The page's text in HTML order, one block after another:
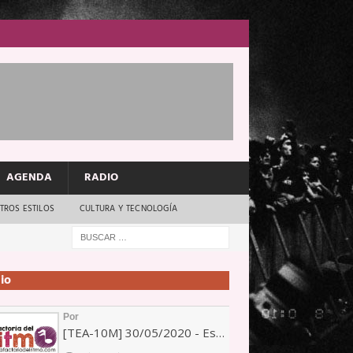
AGENDA RADIO
ESTILOS CULTURA Y TECNOLOGÍA